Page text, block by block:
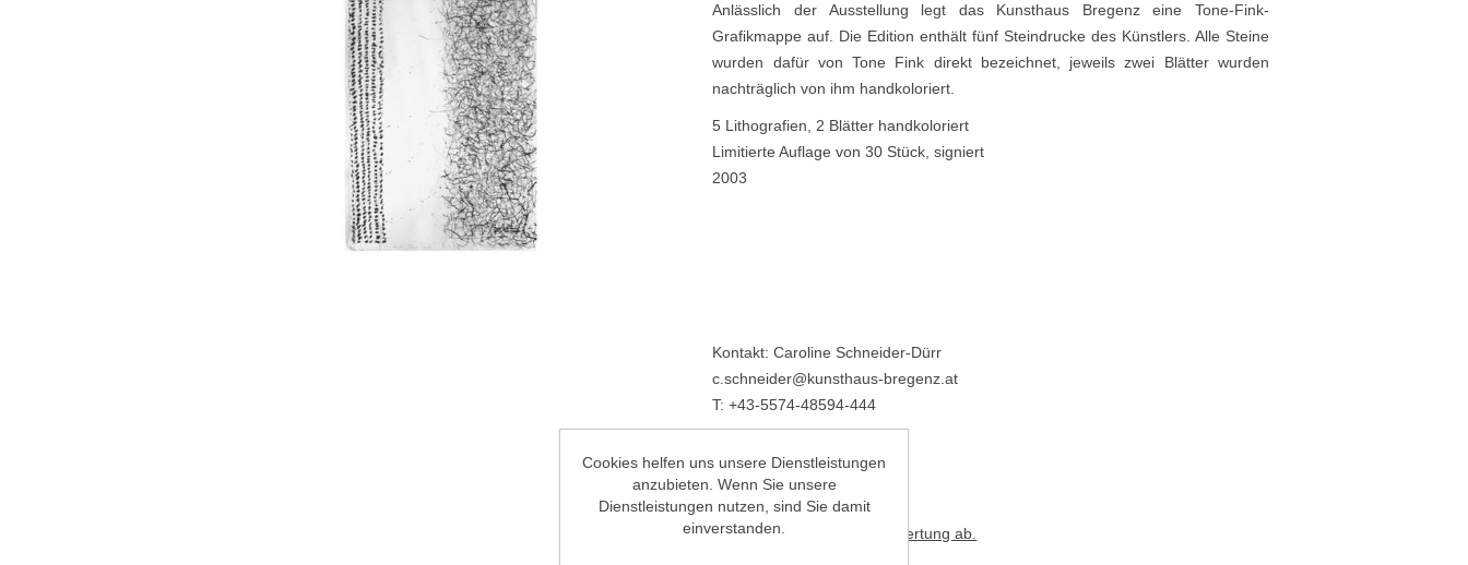
Anlässlich der Ausstellung legt das Kunsthaus Bregenz eine Tone-Fink-
Grafikmappe auf. Die Edition enthält fünf Steindrucke des Künstlers. Alle Steine
wurden dafür von Tone Fink direkt bezeichnet, jeweils zwei Blätter wurden
nachträglich von ihm handkoloriert.
5 Lithografien, 2 Blätter handkoloriert
Limitierte Auflage von 30 Stück, signiert
2003
Kontakt: Caroline Schneider-Dürr
c.schneider@kunsthaus-bregenz.at
T: +43-5574-48594-444
€1850.00
Geben Sie eine Produktbewertung ab.
Cookies helfen uns unsere Dienstleistungen
anzubieten. Wenn Sie unsere
Dienstleistungen nutzen, sind Sie damit
einverstanden.